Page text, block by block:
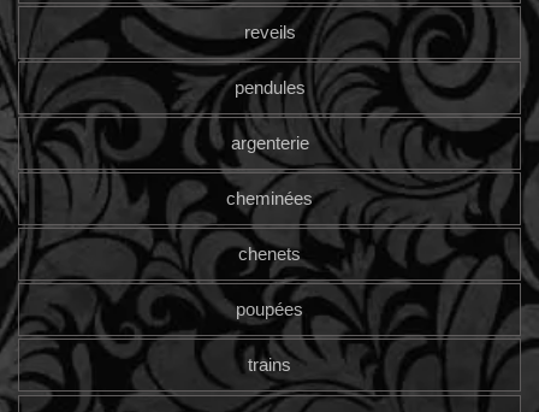
reveils
pendules
argenterie
cheminées
chenets
poupées
trains